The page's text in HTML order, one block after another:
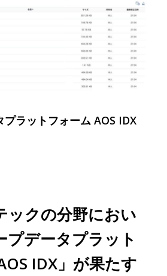
プラットフォーム AOS IDX
ックの分野におい
プデータプラット
IDX」が果たす